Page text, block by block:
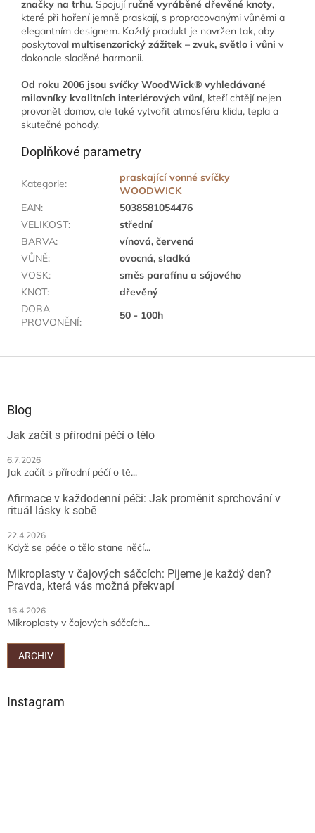
značky na trhu. Spojují ručně vyráběné dřevěné knoty,
které při hoření jemně praskají, s propracovanými vůněmi a
elegantním designem. Každý produkt je navržen tak, aby
poskytoval multisenzorický zážitek – zvuk, světlo i vůni v
dokonale sladěné harmonii.
Od roku 2006 jsou svíčky WoodWick® vyhledávané
milovníky kvalitních interiérových vůní, kteří chtějí nejen
provonět domov, ale také vytvořit atmosféru klidu, tepla a
skutečné pohody.
Doplňkové parametry
Kategorie:
praskající vonné svíčky
WOODWICK
EAN:
5038581054476
VELIKOST:
střední
BARVA:
vínová, červená
VŮNĚ:
ovocná, sladká
VOSK:
směs parafínu a sójového
KNOT:
dřevěný
DOBA
PROVONĚNÍ:
50 - 100h
Blog
Jak začít s přírodní péčí o tělo
6.7.2026
Jak začít s přírodní péčí o tě...
Afirmace v každodenní péči: Jak proměnit sprchování v
rituál lásky k sobě
22.4.2026
Když se péče o tělo stane něčí...
Mikroplasty v čajových sáčcích: Pijeme je každý den?
Pravda, která vás možná překvapí
16.4.2026
Mikroplasty v čajových sáčcích...
ARCHIV
Instagram